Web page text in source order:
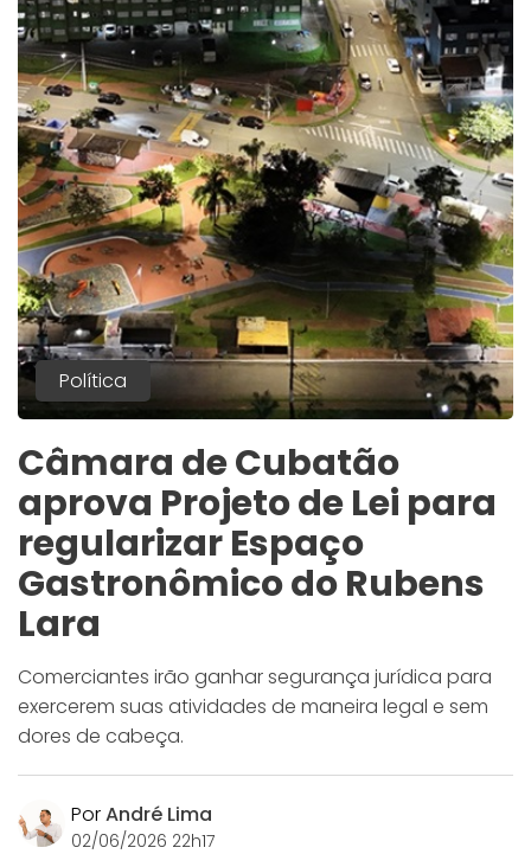
Política
Câmara de Cubatão
aprova Projeto de Lei para
regularizar Espaço
Gastronômico do Rubens
Lara
Comerciantes irão ganhar segurança jurídica para
exercerem suas atividades de maneira legal e sem
dores de cabeça.
PorAndré Lima
02/06/2026 22h17